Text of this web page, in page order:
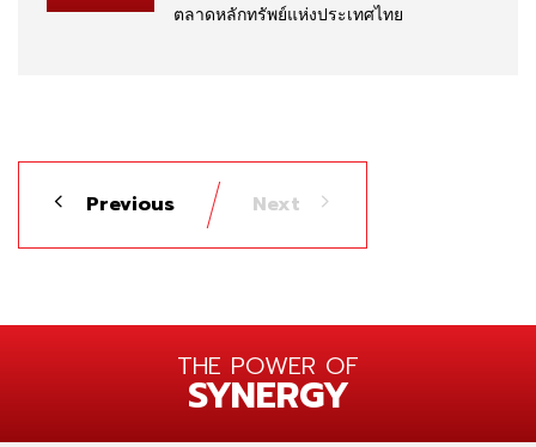
ตลาดหลักทรัพย์แห่งประเทศไทย
Previous Next
THE POWER OF
SYNERGY